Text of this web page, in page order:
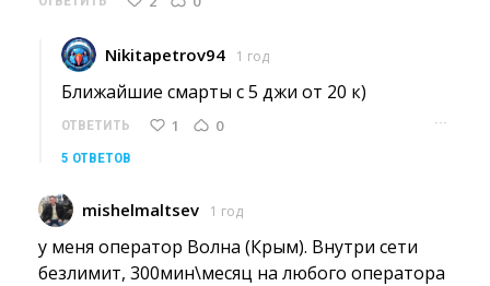
Nikitapetrov94 1 год
Ближайшие смарты с 5 джи от 20 к)
ОТВЕТИТЬ 1 0 ···
5 ОТВЕТОВ
mishelmaltsev 1 год
у меня оператор Волна (Крым). Внутри сети
безлимит, 300мин\месяц на любого оператора